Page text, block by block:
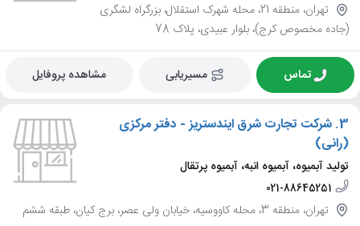
تهران، منطقه 21، محله شهرک استقلال، بزرگراه لشگری
(جاده مخصوص کرج)، بلوار عبیدی، پلاک 78
تماس مسیریابی مشاهده پروفایل
3. شرکت تجارت شرق ایندستریز - دفتر مرکزی
(رانی)
تولید آبمیوه، آبمیوه انبه، آبمیوه پرتقال
021-88645251
تهران، منطقه 3، محله کاووسیه، خیابان ولی عصر، برج کیان، طبقه ششم